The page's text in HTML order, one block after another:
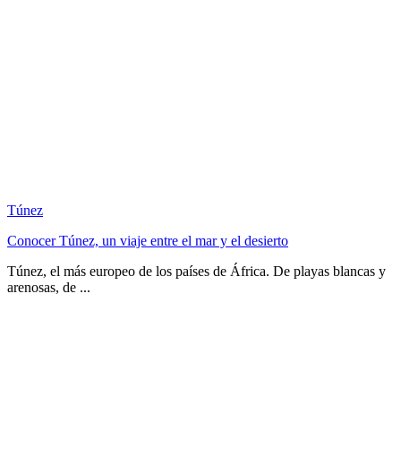
Túnez
Conocer Túnez, un viaje entre el mar y el desierto
Túnez, el más europeo de los países de África. De playas blancas y
arenosas, de ...